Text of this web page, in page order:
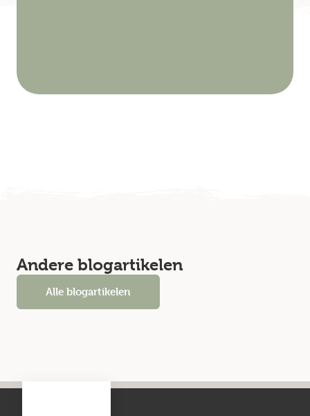
Andere blogartikelen
Alle blogartikelen